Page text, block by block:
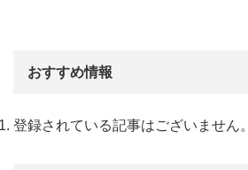
おすすめ情報
登録されている記事はございません。